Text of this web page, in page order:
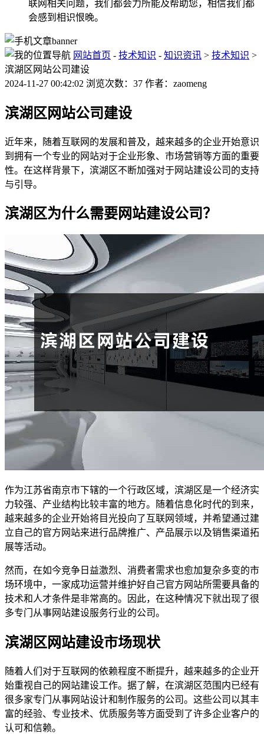
联网相关问题，我们都会力所能及帮助您，相信我们都
会感到相识恨晚。
网站首页 - 技术知识 - 知识资讯 > 技术知识 >
滨湖区网站公司建设
2024-11-27 00:42:02 浏览次数：37 作者：zaomeng
滨湖区网站公司建设
近年来，随着互联网的发展和普及，越来越多的企业开始意识
到拥有一个专业的网站对于企业形象、市场营销等方面的重要
性。在这样背景下，滨湖区不断加强对于网站建设公司的支持
与引导。
滨湖区为什么需要网站建设公司？
作为江苏省南京市下辖的一个行政区域，滨湖区是一个经济实
力较强、产业结构比较丰富的地方。随着信息化时代的到来，
越来越多的企业开始将目光投向了互联网领域，并希望通过建
立自己的官方网站来进行品牌推广、产品展示以及销售渠道拓
展等活动。
然而，在如今竞争日益激烈、消费者需求也愈加复杂多变的市
场环境中，一家成功运营并维护好自己官方网站所需要具备的
技术和人才条件是非常高的。因此，在这种情况下就出现了很
多专门从事网站建设服务行业的公司。
滨湖区网站建设市场现状
随着人们对于互联网的依赖程度不断提升，越来越多的企业开
始重视自己的网站建设工作。据了解，在滨湖区范围内已经有
很多家专门从事网站设计和制作服务的公司。这些公司以其丰
富的经验、专业技术、优质服务等方面受到了许多企业客户的
认可和信赖。